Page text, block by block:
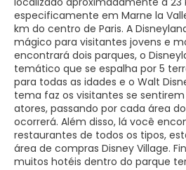
especificamente em Marne la
km do centro de Paris. A
mágico para visitantes jovens e
encontrará dois parques, o
temático que se espalha por 5
para todas as idades e o Walt
tema faz os visitantes se
atores, passando por cada área
ocorrerá. Além disso, lá você
restaurantes de todos os tipos,
área de compras Disney Village.
muitos hotéis dentro do parque